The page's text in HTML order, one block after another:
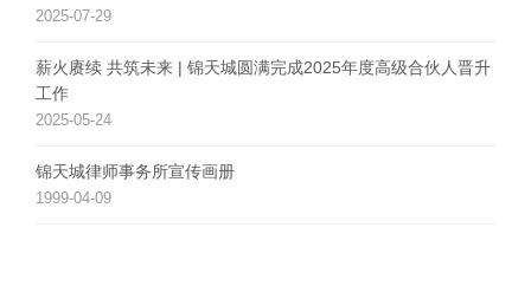
2025-07-29
薪火赓续 共筑未来 | 锦天城圆满完成2025年度高级合伙人晋升
工作
2025-05-24
锦天城律师事务所宣传画册
1999-04-09